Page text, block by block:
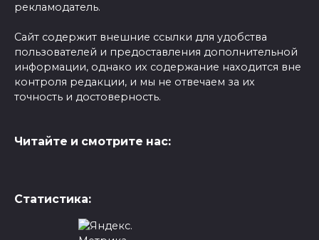
рекламодатель.
Сайт содержит внешние ссылки для удобства
пользователей и предоставления дополнительной
информации, однако их содержание находится вне
контроля редакции, и мы не отвечаем за их
точность и достоверность.
Читайте и смотрите нас:
Статистика: